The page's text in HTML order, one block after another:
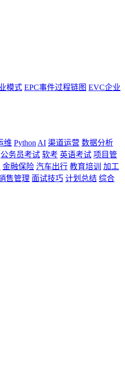
模式 EPC事件过程链图 EVC企业
维 Python AI 渠道运营 数据分析
公务员考试 软考 英语考试 项目管
金融保险 汽车出行 教育培训
加工
售管理 面试技巧 计划总结 综合